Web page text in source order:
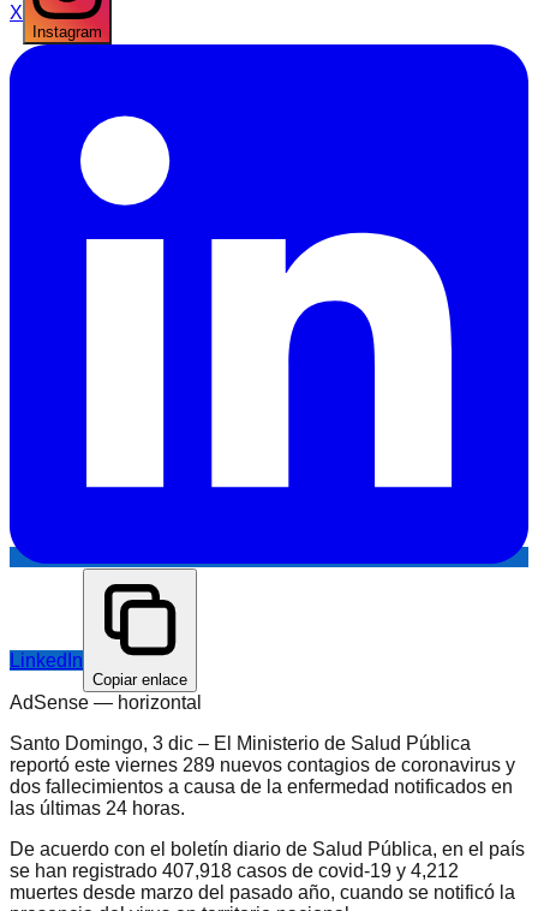
X
Instagram
LinkedIn
Copiar enlace
AdSense — horizontal
Santo Domingo, 3 dic – El Ministerio de Salud Pública
reportó este viernes 289 nuevos contagios de coronavirus y
dos fallecimientos a causa de la enfermedad notificados en
las últimas 24 horas.
De acuerdo con el boletín diario de Salud Pública, en el país
se han registrado 407,918 casos de covid-19 y 4,212
muertes desde marzo del pasado año, cuando se notificó la